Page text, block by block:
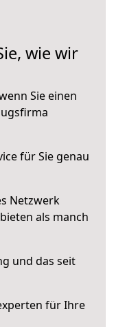
wie wir
Sie einen
für Sie genau
Netzwerk
als manch
und das seit
für Ihre